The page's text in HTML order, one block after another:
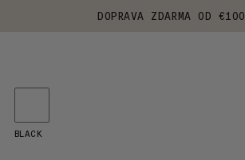
DOPRAVA ZDARMA OD €100
BLACK